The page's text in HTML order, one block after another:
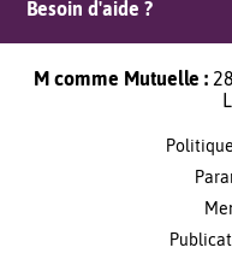
Besoin d'aide ?
M comme Mutuelle :